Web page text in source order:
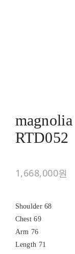
magnolia
RTD052
1,668,000원
Shoulder 68
Chest 69
Arm 76
Length 71